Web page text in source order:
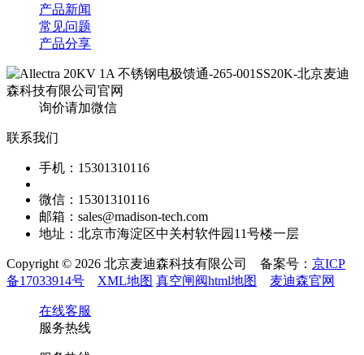
产品新闻
常见问题
产品分享
询价请加微信
联系我们
手机：15301310116
微信：15301310116
邮箱：sales@madison-tech.com
地址：北京市海淀区中关村软件园11号楼一层
Copyright © 2026 北京麦迪森科技有限公司 备案号： 京ICP
备17033914号
XML地图 真空闸阀html地图 麦迪森官网
在线客服
服务热线